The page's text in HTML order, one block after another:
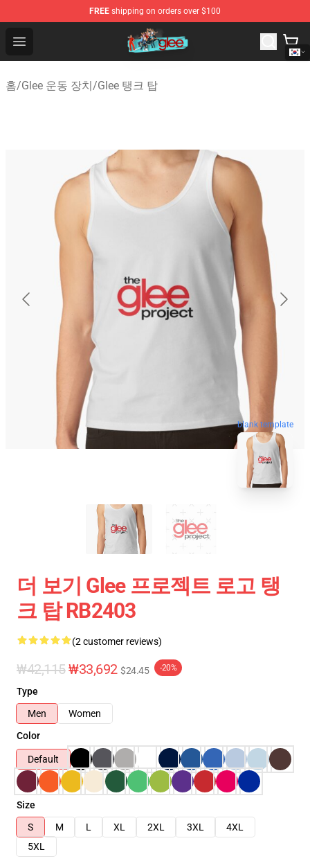
FREE shipping on orders over $100
Open menu
Glee Store - Official Glee Merchandise Shop
홈/Glee 운동 장치/Glee 탱크 탑
blank template
더 보기 Glee 프로젝트 로고 탱
크 탑 RB2403
(2 customer reviews)
₩42,115₩33,692 $24.45 -20%
Type
Men
Women
Color
Default
Size
S
M L XL 2XL 3XL
4XL
5XL